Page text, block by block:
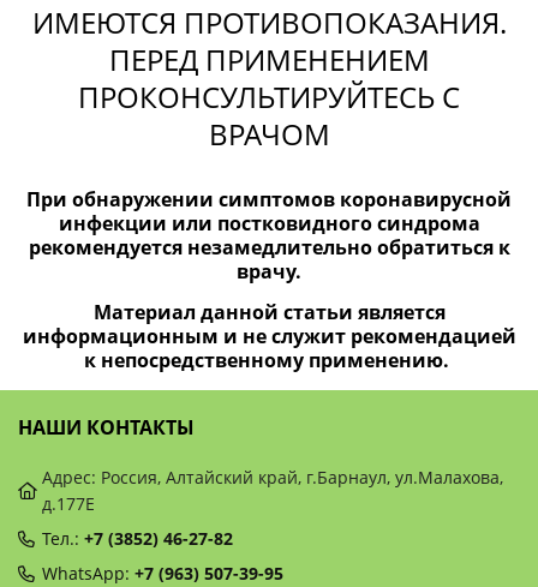
ИМЕЮТСЯ ПРОТИВОПОКАЗАНИЯ.
ПЕРЕД ПРИМЕНЕНИЕМ
ПРОКОНСУЛЬТИРУЙТЕСЬ С
ВРАЧОМ
При обнаружении симптомов коронавирусной
инфекции или постковидного синдрома
рекомендуется незамедлительно обратиться к
врачу.
Материал данной статьи является
информационным и не служит рекомендацией
к непосредственному применению.
НАШИ КОНТАКТЫ
Адрес: Россия, Алтайский край, г.Барнаул, ул.Малахова,
д.177Е
Тел.: +7 (3852) 46-27-82
WhatsApp: +7 (963) 507-39-95